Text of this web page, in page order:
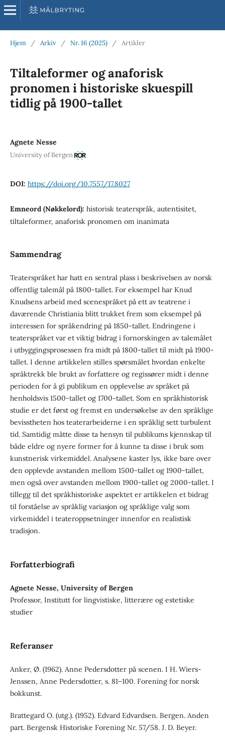
Hjem / Arkiv / Nr. 16 (2025) / Artikler
Tiltaleformer og anaforisk
pronomen i historiske skuespill
tidlig på 1900-tallet
Agnete Nesse
University of Bergen
DOI: https://doi.org/10.7557/17.8027
Emneord (Nøkkelord): historisk teaterspråk, autentisitet,
tiltaleformer, anaforisk pronomen om inanimata
Sammendrag
Teaterspråket har hatt en sentral plass i beskrivelsen av norsk
offentlig talemål på 1800-tallet. For eksempel har Knud
Knudsens arbeid med scenespråket på ett av teatrene i
daværende Christiania blitt trukket frem som eksempel på
interessen for språkendring på 1850-tallet. Endringene i
teaterspråket var et viktig bidrag i fornorskingen av talemålet
i utbyggingsprosessen fra midt på 1800-tallet til midt på 1900-
tallet. I denne artikkelen stilles spørsmålet hvordan enkelte
språktrekk ble brukt av forfattere og regissører midt i denne
perioden for å gi publikum en opplevelse av språket på
henholdsvis 1500-tallet og 1700-tallet. Som en språkhistorisk
studie er det først og fremst en undersøkelse av den språklige
bevisstheten hos teaterarbeiderne i en språklig sett turbulent
tid. Samtidig måtte disse ta hensyn til publikums kjennskap til
både eldre og nyere former for å kunne ta disse i bruk som
kunstnerisk virkemiddel. Analysene kaster lys, ikke bare over
den opplevde avstanden mellom 1500-tallet og 1900-tallet,
men også over avstanden mellom 1900-tallet og 2000-tallet. I
tillegg til det språkhistoriske aspektet er artikkelen et bidrag
til forståelse av språklig variasjon og språklige valg som
virkemiddel i teateroppsetninger innenfor en realistisk
tradisjon.
Forfatterbiografi
Agnete Nesse, University of Bergen
Professor, Institutt for lingvistiske, litterære og estetiske
studier
Referanser
Anker, Ø. (1962). Anne Pedersdotter på scenen. I H. Wiers-
Jenssen, Anne Pedersdotter, s. 81–100. Forening for norsk
bokkunst.
Brattegard O. (utg.). (1952). Edvard Edvardsen. Bergen. Anden
part. Bergensk Historiske Forening Nr. 57/58. J. D. Beyer.